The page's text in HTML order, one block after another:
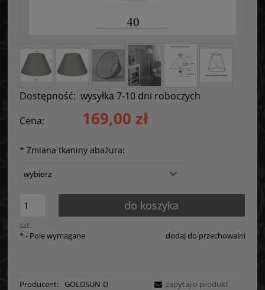
Dostępność: wysyłka 7-10 dni roboczych
Cena:
169,00 zł
* Zmiana tkaniny abażura:
szt.
do koszyka
dodaj do przechowalni
*- Pole wymagane
Producent: GOLDSUN-D
zapytaj o produkt